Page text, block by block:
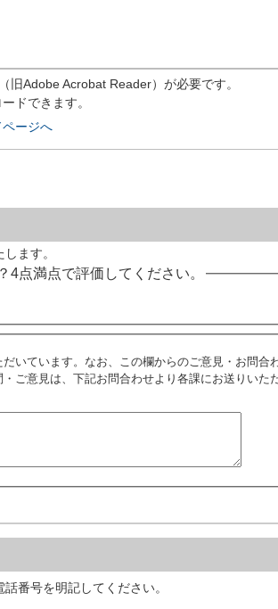
Adobe Acrobat Reader）が必要です。
ドできます。
ージへ
ます。
4点満点で評価してください。
いています。なお、この欄からのご意見・お問合
ご意見は、下記お問合わせより各課にお送りいた
番号を明記してください。